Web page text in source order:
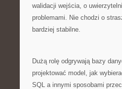
walidacji wejścia, o
problemami. Nie chodzi o
bardziej stabilne.
Dużą rolę odgrywają bazy
projektować model, jak
SQL a innymi sposobami